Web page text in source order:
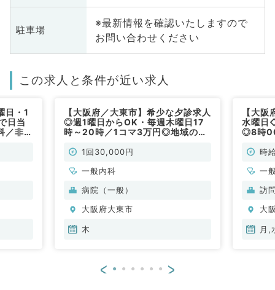
駐車場
※最新情報を確認いたしますので
お問い合わせください
この求人と条件が近い求人
日・1
日当
／非常
【大阪府／大東市】希少な夕診求人
◎週1曜日からOK・毎週木曜日17
時～20時／1コマ3万円◎地域の中
般内科／非常勤）
1回30,000円
一般内科
病院（一般）
大阪府大東市
木
【大
水曜日
◎8時
事で時
一
訪
大
月,
< >